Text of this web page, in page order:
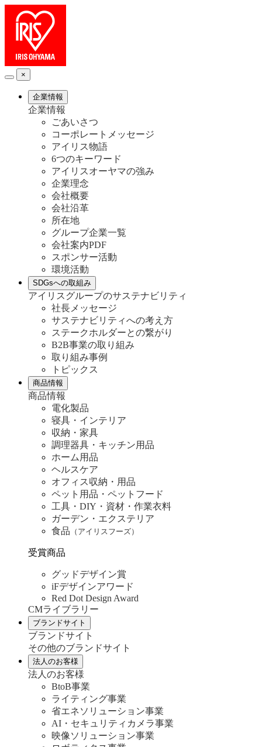
×
企業情報
企業情報
ごあいさつ
コーポレートメッセージ
アイリス物語
6つのキーワード
アイリスオーヤマの強み
企業理念
会社概要
会社沿革
所在地
グループ企業一覧
会社案内PDF
スポンサー活動
環境活動
SDGsへの取組み
アイリスグループのサステナビリティ
社長メッセージ
サステナビリティへの考え方
ステークホルダーとの繋がり
B2B事業の取り組み
取り組み事例
トピックス
商品情報
商品情報
電化製品
寝具・インテリア
収納・家具
調理器具・キッチン用品
ホーム用品
ヘルスケア
オフィス収納・用品
ペット用品・ペットフード
工具・DIY・資材・作業衣料
ガーデン・エクステリア
食品 （アイリスフーズ）
受賞商品
グッドデザイン賞
iFデザインアワード
Red Dot Design Award
CMライブラリー
ブランドサイト
ブランドサイト
その他のブランドサイト
法人のお客様
法人のお客様
BtoB事業
ライティング事業
省エネソリューション事業
AI・セキュリティカメラ事業
映像ソリューション事業